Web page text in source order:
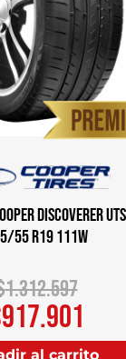
DISCOVERER UTS
55 R19 111W
1.312.597
917.901
al carrito